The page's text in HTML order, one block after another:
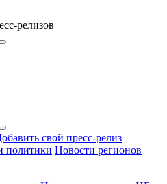
релизов
свой пресс-релиз
политики Новости регионов